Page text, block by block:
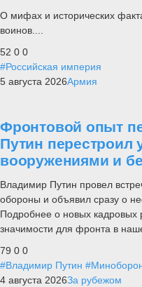
О мифах и исторических
воинов....
52 0 0
#Российская империя
5 августа 2026Армия
Фронтовой опыт
Путин перестроил
вооружениями и
Владимир Путин провел
обороны и объявил сразу о
Подробнее о новых кадровых
значимости для фронта в
79 0 0
#Владимир Путин
4 августа 2026За рубежом